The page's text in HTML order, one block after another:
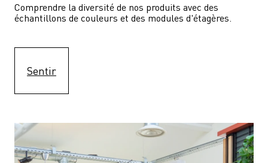
Comprendre la diversité de nos produits avec des
échantillons de couleurs et des modules d'étagères.
Sentir